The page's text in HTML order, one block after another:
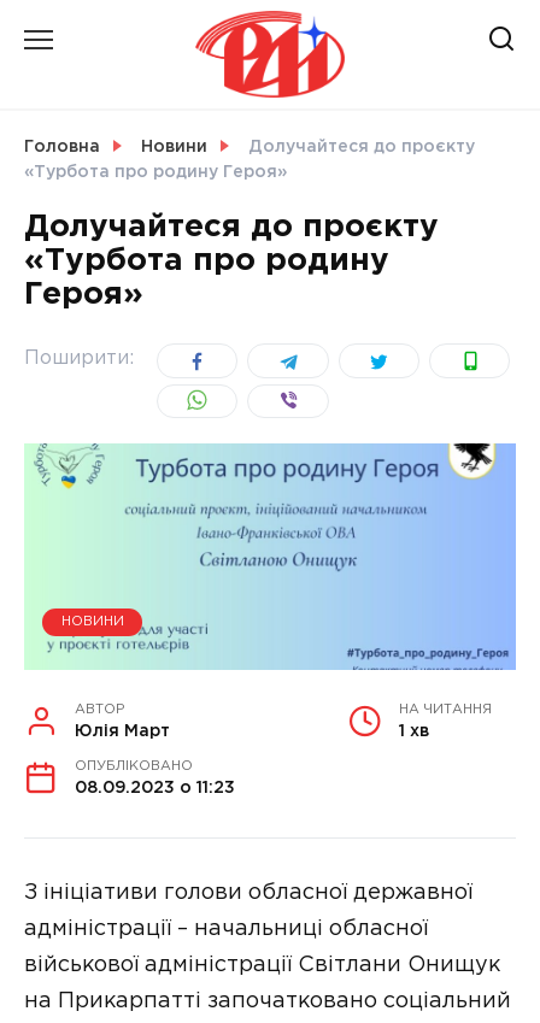
Головна Новини
Долучайтеся до проєкту
«Турбота про родину Героя»
Долучайтеся до проєкту
«Турбота про родину
Героя»
Поширити:
НОВИНИ
АВТОР
Юлія Март
НА ЧИТАННЯ
1 хв
ОПУБЛІКОВАНО
08.09.2023 о 11:23
З ініціативи голови обласної державної
адміністрації – начальниці обласної
військової адміністрації Світлани Онищук
на Прикарпатті започатковано соціальний